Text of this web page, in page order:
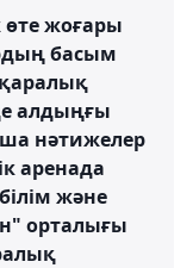
өте жоғары
басым
алдыңғы
нәтижелер
аренада
және
орталығы